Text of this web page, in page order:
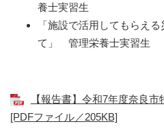
養士実習生
「施設で活用してもらえ
て」 管理栄養士実習生
【報告書】令和7年度奈良
[PDFファイル／205KB]